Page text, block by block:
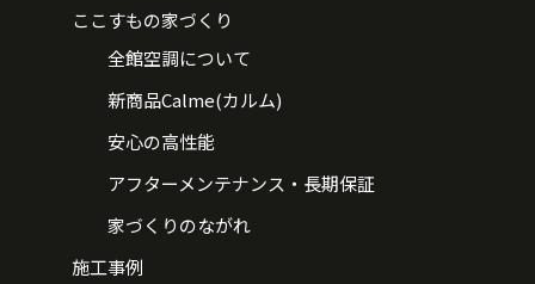
ここすもの家づくり
全館空調について
新商品Calme(カルム)
安心の高性能
アフターメンテナンス・長期保証
家づくりのながれ
施工事例